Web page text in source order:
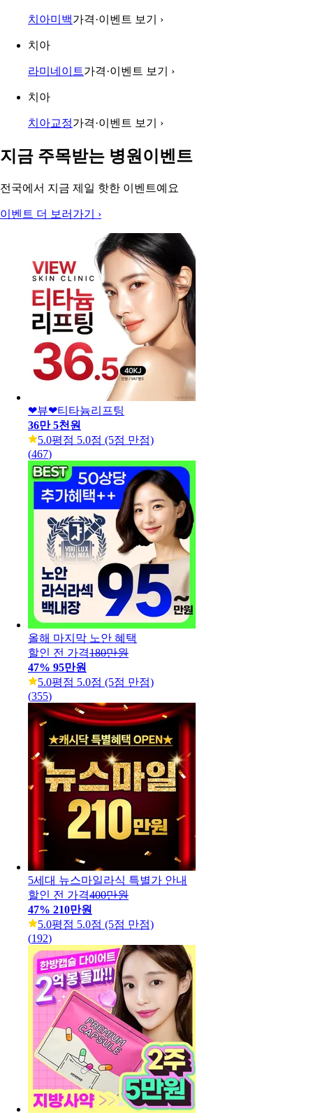
치아미백가격·이벤트 보기 ›
치아
라미네이트가격·이벤트 보기 ›
치아
치아교정가격·이벤트 보기 ›
지금 주목받는 병원이벤트
전국에서 지금 제일 핫한 이벤트예요
이벤트 더 보러가기 ›
❤뷰❤티타늄리프팅
36만 5천원
5.0평점 5.0점 (5점 만점)
(467)
올해 마지막 노안 혜택
할인 전 가격180만원
47% 95만원
5.0평점 5.0점 (5점 만점)
(355)
5세대 뉴스마일라식 특별가 안내
할인 전 가격400만원
47% 210만원
5.0평점 5.0점 (5점 만점)
(192)